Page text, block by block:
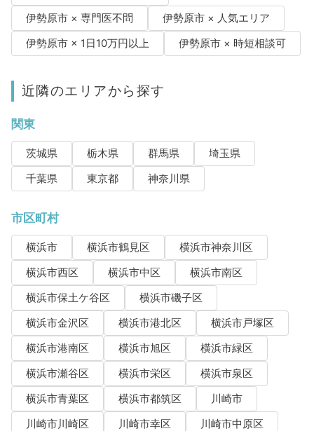
伊勢原市 × 専門医不問
伊勢原市 × 人気エリア
伊勢原市 × 1日10万円以上
伊勢原市 × 時短相談可
近隣のエリアから探す
関東
茨城県 栃木県 群馬県
埼玉県
千葉県
東京都 神奈川県
市区町村
横浜市 横浜市鶴見区
横浜市神奈川区
横浜市西区
横浜市中区
横浜市南区
横浜市保土ケ谷区
横浜市磯子区
横浜市金沢区
横浜市港北区
横浜市戸塚区
横浜市港南区
横浜市旭区
横浜市緑区
横浜市瀬谷区
横浜市栄区
横浜市泉区
横浜市青葉区
横浜市都筑区
川崎市
川崎市川崎区
川崎市幸区
川崎市中原区